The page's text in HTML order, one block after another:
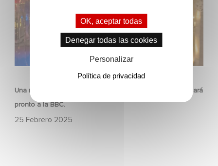
Una nueva serie protagonizada por Aimee Lou Wood llegará
pronto a la BBC.
25 Febrero 2025
OK, aceptar todas
Denegar todas las cookies
Personalizar
Política de privacidad